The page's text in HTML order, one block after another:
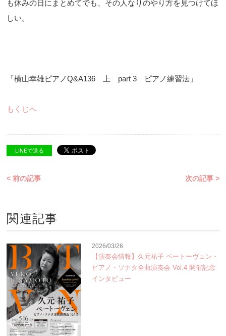
も休みの日にまとめてでも、その人なりのやり方を見つけてほ
しい。
「横山幸雄ピアノQ&A136 上 part 3 ピアノ練習法」
もくじへ
LINEで送る
< 前の記事 次の記事 >
関連記事
2026/03/26
【演奏会情報】久元祐子 ベートーヴェン・
ピアノ・ソナタ全曲演奏会 Vol.4 開催記念
インタビュー